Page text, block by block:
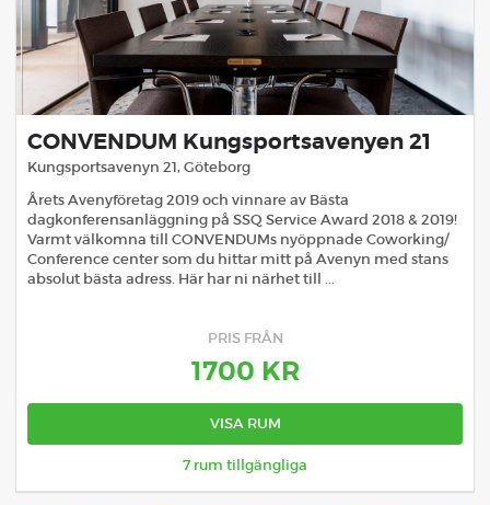
CONVENDUM Kungsportsavenyen 21
Kungsportsavenyn 21, Göteborg
Årets Avenyföretag 2019 och vinnare av Bästa
dagkonferensanläggning på SSQ Service Award 2018 & 2019!
Varmt välkomna till CONVENDUMs nyöppnade Coworking/
Conference center som du hittar mitt på Avenyn med stans
absolut bästa adress. Här har ni närhet till ...
PRIS FRÅN
1700 KR
VISA RUM
7 rum tillgängliga